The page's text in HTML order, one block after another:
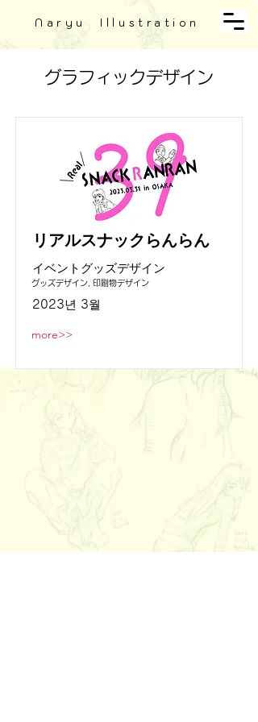
Naryu Illustration
グラフィックデザイン
リアルスナックらんらん
イベントグッズデザイン
グッズデザイン, 印刷物デザイン
2023년 3월
more>>